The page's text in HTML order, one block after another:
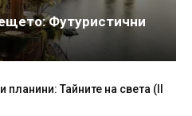
Футуристични
планини: Тайните на света (II